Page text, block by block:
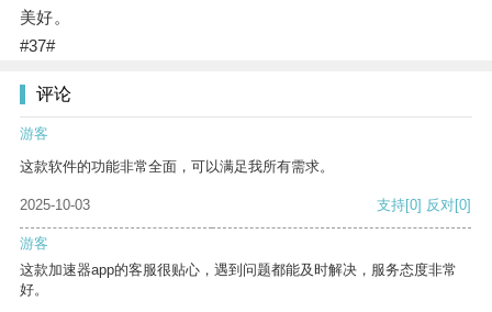
美好。
#37#
评论
游客
这款软件的功能非常全面，可以满足我所有需求。
2025-10-03 支持[0] 反对[0]
游客
这款加速器app的客服很贴心，遇到问题都能及时解决，服务态度非常
好。